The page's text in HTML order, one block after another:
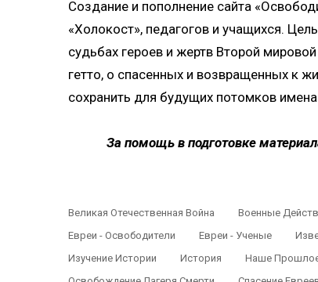
Создание и пополнение сайта
«Холокост», педагогов и учащихся.
судьбах героев и жертв Второй
гетто, о спасенных и возвращенных к
сохранить для будущих потомков
За помощь в подготовке
Великая Отечественная Война Военные
Евреи - Освободители
Евреи - Ученые
Изучение Истории
История Наше